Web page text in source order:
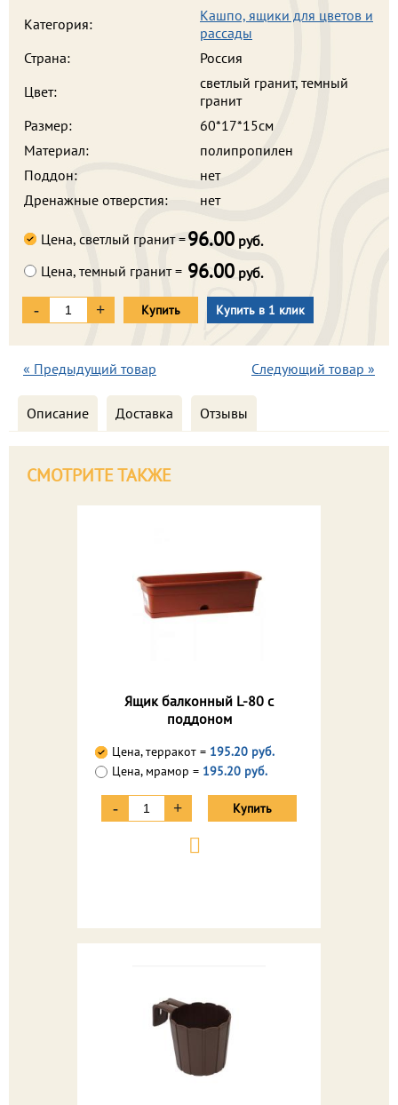
Категория:
Кашпо, ящики для цветов и
рассады
Страна:
Россия
Цвет:
светлый гранит, темный
гранит
Размер:
60*17*15см
Материал:
полипропилен
Поддон:
нет
Дренажные отверстия:
нет
Цена, светлый гранит =96.00 руб.
Цена, темный гранит = 96.00 руб.
- + Купить Купить в 1 клик
« Предыдущий товар Следующий товар »
Описание Доставка Отзывы
СМОТРИТЕ ТАКЖЕ
Ящик балконный L-80 с
поддоном
Цена, терракот = 195.20 руб.
Цена, мрамор = 195.20 руб.
- + Купить